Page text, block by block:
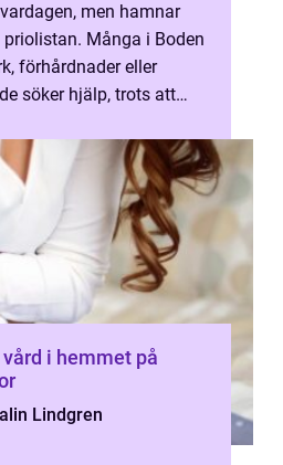
men hamnar
Många i Boden
förhårdnader eller
söker hjälp, trots att
Lindgren